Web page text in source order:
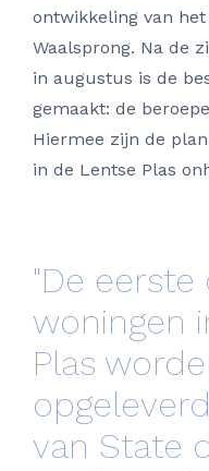
ontwikkeling van
Waalsprong. Na de
in augustus is de
gemaakt: de
Hiermee zijn de
in de Lentse Plas
"De
woningen
Plas
van State